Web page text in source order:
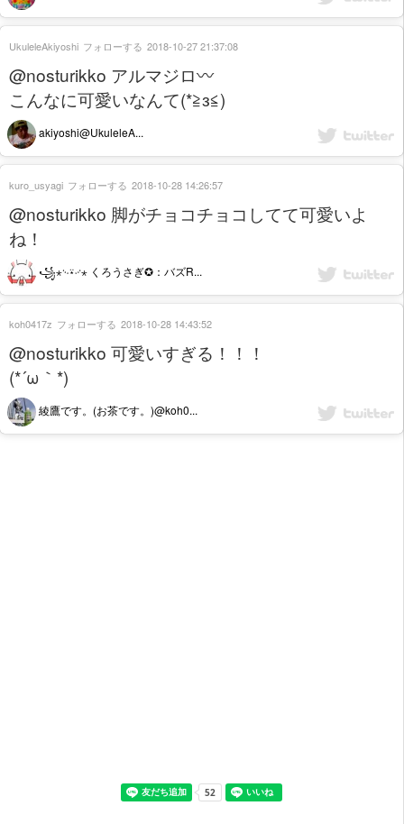
@nosturikko アルマジロ〰️
こんなに可愛いなんて(*≧з≦)
akiyoshi@UkuleleA...
UkuleleAkiyoshi フォローする 2018-10-27 21:37:08
@nosturikko 脚がチョコチョコしてて可愛いよ
ね！
꧁⋆࿙⍣࿚⋆ くろうさぎ✪：バズR...
kuro_usyagi フォローする 2018-10-28 14:26:57
@nosturikko 可愛いすぎる！！！
(*´ω｀*)
綾鷹です。(お茶です。)@koh0...
koh0417z フォローする 2018-10-28 14:43:52